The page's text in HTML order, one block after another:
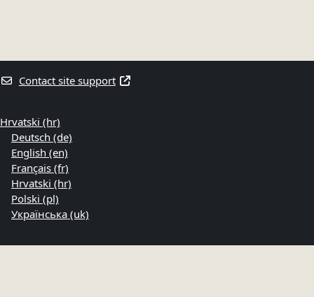
Contact site support
Hrvatski ‎(hr)‎
Deutsch ‎(de)‎
English ‎(en)‎
Français ‎(fr)‎
Hrvatski ‎(hr)‎
Polski ‎(pl)‎
Українська ‎(uk)‎